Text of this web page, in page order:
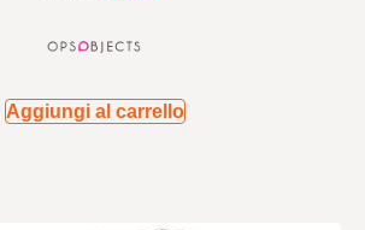
Aggiungi al carrello